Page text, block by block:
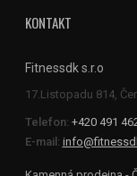
KONTAKT
Fitnessdk s.r.o
Telefon: +420 491
E-mail: